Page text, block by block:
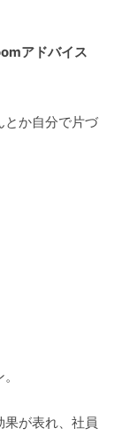
アドバイス
とか自分で片づ
が表れ、社員